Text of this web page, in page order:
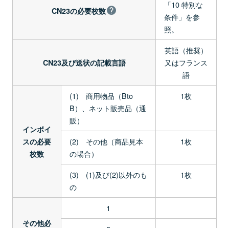
CN23の必要枚数
「10 特別な
条件」を参
照。
CN23及び送状の記載言語
英語（推奨）
又はフランス
語
インボイ
スの必要
枚数
(1) 商用物品（Bto
B）、ネット販売品（通
販）
1枚
(2) その他（商品見本
の場合）
1枚
(3) (1)及び(2)以外のも
の
1枚
その他必
1